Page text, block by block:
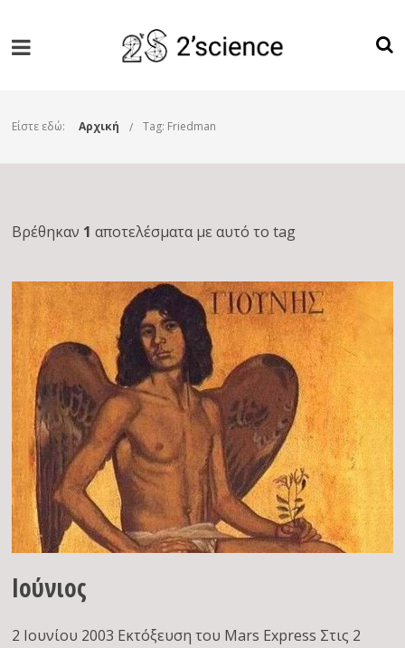
Είστε εδώ: Αρχική Tag: Friedman
Βρέθηκαν 1 αποτελέσματα με αυτό το tag
Ιούνιος
2 Ιουνίου 2003 Εκτόξευση του Mars Express Στις 2